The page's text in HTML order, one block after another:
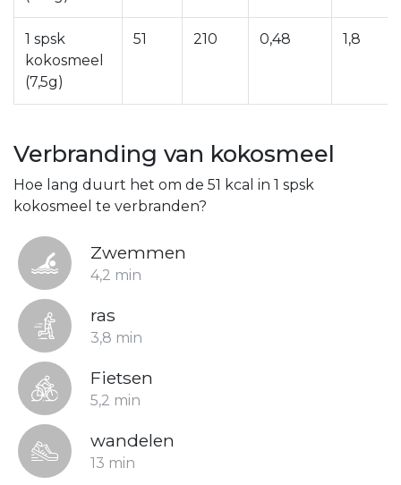
1 spsk
kokosmeel
(7,5g)
51 210 0,48 1,8
Verbranding van kokosmeel
Hoe lang duurt het om de 51 kcal in 1 spsk
kokosmeel te verbranden?
Zwemmen
4,2 min
ras
3,8 min
Fietsen
5,2 min
wandelen
13 min